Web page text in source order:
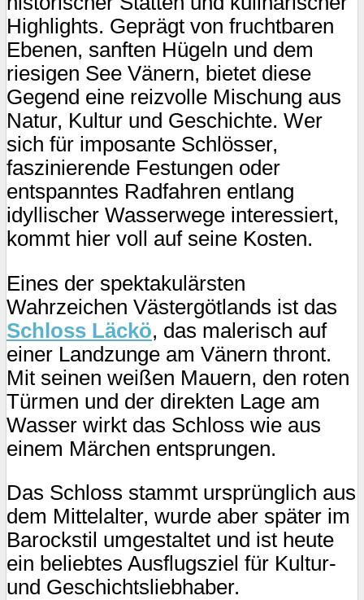
Highlights. Geprägt von fruchtbaren
Ebenen, sanften Hügeln und dem
riesigen See Vänern, bietet diese
Gegend eine reizvolle Mischung aus
Natur, Kultur und Geschichte. Wer
sich für imposante Schlösser,
faszinierende Festungen oder
entspanntes Radfahren entlang
idyllischer Wasserwege interessiert,
kommt hier voll auf seine Kosten.
Eines der spektakulärsten
Wahrzeichen Västergötlands ist das
Schloss Läckö, das malerisch auf
einer Landzunge am Vänern thront.
Mit seinen weißen Mauern, den roten
Türmen und der direkten Lage am
Wasser wirkt das Schloss wie aus
einem Märchen entsprungen.
Das Schloss stammt ursprünglich aus
dem Mittelalter, wurde aber später im
Barockstil umgestaltet und ist heute
ein beliebtes Ausflugsziel für Kultur-
und Geschichtsliebhaber.